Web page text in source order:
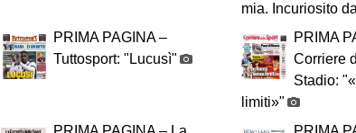
mia. Incuriosito
PRIMA PAGINA –
Tuttosport: "Lucusì"
PRIMA
Corriere
Stadio:
limiti»"